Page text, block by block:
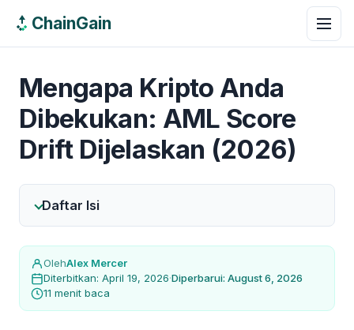
ChainGain
Mengapa Kripto Anda
Dibekukan: AML Score
Drift Dijelaskan (2026)
Daftar Isi
OlehAlex Mercer
Diterbitkan: April 19, 2026·Diperbarui: August 6, 2026
11 menit baca